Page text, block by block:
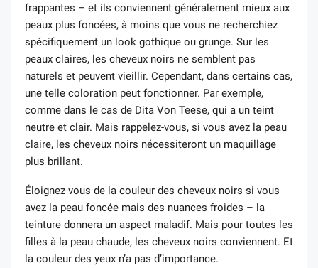
frappantes – et ils conviennent généralement mieux aux
peaux plus foncées, à moins que vous ne recherchiez
spécifiquement un look gothique ou grunge. Sur les
peaux claires, les cheveux noirs ne semblent pas
naturels et peuvent vieillir. Cependant, dans certains cas,
une telle coloration peut fonctionner. Par exemple,
comme dans le cas de Dita Von Teese, qui a un teint
neutre et clair. Mais rappelez-vous, si vous avez la peau
claire, les cheveux noirs nécessiteront un maquillage
plus brillant.
Éloignez-vous de la couleur des cheveux noirs si vous
avez la peau foncée mais des nuances froides – la
teinture donnera un aspect maladif. Mais pour toutes les
filles à la peau chaude, les cheveux noirs conviennent. Et
la couleur des yeux n’a pas d’importance.